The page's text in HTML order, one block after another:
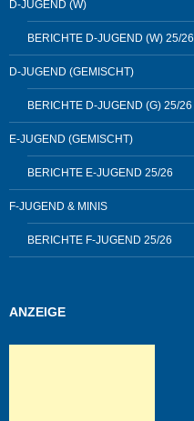
D-JUGEND (W)
BERICHTE D-JUGEND (W) 25/26
D-JUGEND (GEMISCHT)
BERICHTE D-JUGEND (G) 25/26
E-JUGEND (GEMISCHT)
BERICHTE E-JUGEND 25/26
F-JUGEND & MINIS
BERICHTE F-JUGEND 25/26
ANZEIGE